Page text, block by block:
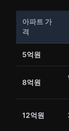
아파트 가
격
5억원
8억원
12억원